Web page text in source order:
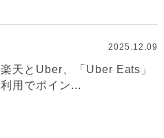
2025.12.09
楽天とUber、「Uber Eats」
利用でポイン...